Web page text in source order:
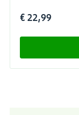
€ 22,99